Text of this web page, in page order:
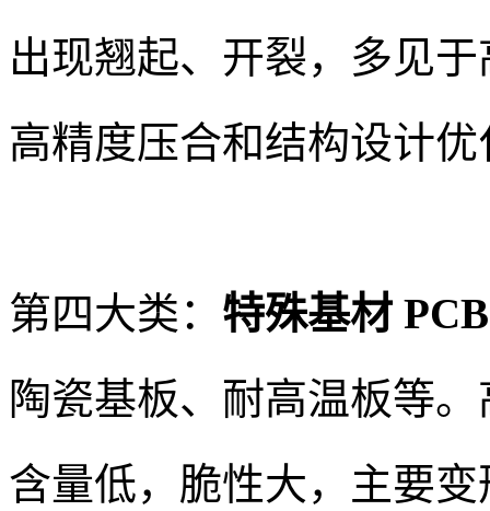
出现翘起、开裂，多见
高精度压合和结构设计优
第四大类： 特殊基材
陶瓷基板、耐高温板等
含量低，脆性大，主要变